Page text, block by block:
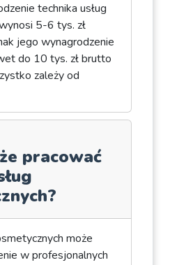
technika usług
5-6 tys. zł
jego wynagrodzenie
do 10 tys. zł brutto
zależy od
pracować
może
w profesjonalnych